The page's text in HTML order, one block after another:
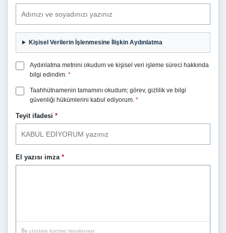
Kişisel Verilerin İşlenmesine İlişkin Aydınlatma
Aydınlatma metnini okudum ve kişisel veri işleme süreci hakkında
bilgi edindim. *
Taahhütnamenin tamamını okudum; görev, gizlilik ve bilgi
güvenliği hükümlerini kabul ediyorum. *
Teyit ifadesi *
El yazısı imza *
Bu çizginin üzerine imzalayınız